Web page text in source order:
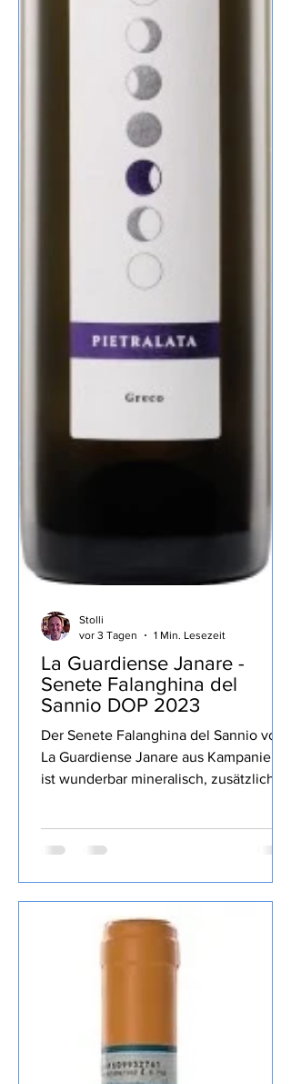
La Guardiense Janare -
Sannio DOP 2023
Der Senete Falanghina del Sannio von
habe ich den Wein bei Televino.
Stolli
vor 3 Tagen
1 Min. Lesezeit